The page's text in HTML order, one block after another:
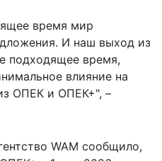
время мир
И наш выход из
подходящее время,
влияние на
ОПЕК и ОПЕК+", –
WAM сообщило,